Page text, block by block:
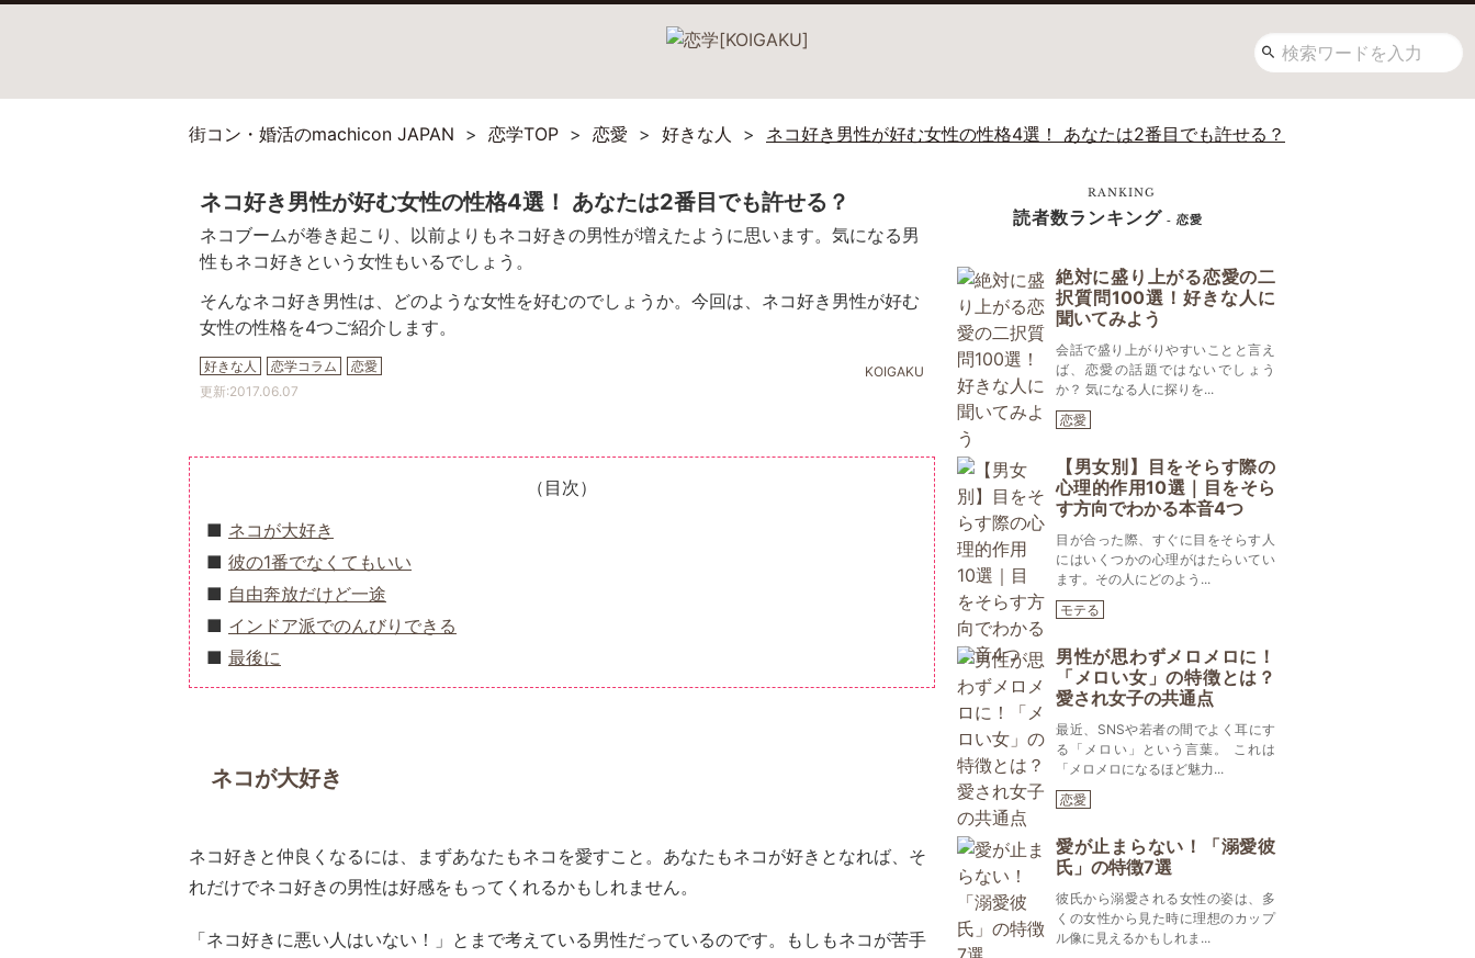
街コン・婚活のmachicon JAPAN 恋学TOP 恋愛 好きな人 ネコ好き男性が好む女性の性格4選！ あなたは2番目でも許せる？
ネコ好き男性が好む女性の性格4選！ あなたは2番目でも許せる？
ネコブームが巻き起こり、以前よりもネコ好きの男性が増えたように思います。気になる男
性もネコ好きという女性もいるでしょう。
そんなネコ好き男性は、どのような女性を好むのでしょうか。今回は、ネコ好き男性が好む
女性の性格を4つご紹介します。
好きな人 恋学コラム 恋愛
KOIGAKU
更新:2017.06.07
（目次）
ネコが大好き
彼の1番でなくてもいい
自由奔放だけど一途
インドア派でのんびりできる
最後に
ネコが大好き
ネコ好きと仲良くなるには、まずあなたもネコを愛すこと。あなたもネコが好きとなれば、そ
れだけでネコ好きの男性は好感をもってくれるかもしれません。
「ネコ好きに悪い人はいない！」とまで考えている男性だっているのです。もしもネコが苦手
RANKING
読者数ランキング - 恋愛
絶対に盛り上がる恋愛の二
択質問100選！好きな人に
聞いてみよう
会話で盛り上がりやすいことと言え
ば、恋愛の話題ではないでしょう
か？ 気になる人に探りを...
恋愛
【男女別】目をそらす際の
心理的作用10選｜目をそら
す方向でわかる本音4つ
目が合った際、すぐに目をそらす人
にはいくつかの心理がはたらいてい
ます。その人にどのよう...
モテる
男性が思わずメロメロに！
「メロい女」の特徴とは？
愛され女子の共通点
最近、SNSや若者の間でよく耳にす
る「メロい」という言葉。 これは
「メロメロになるほど魅力...
恋愛
愛が止まらない！「溺愛彼
氏」の特徴7選
彼氏から溺愛される女性の姿は、多
くの女性から見た時に理想のカップ
ル像に見えるかもしれま...